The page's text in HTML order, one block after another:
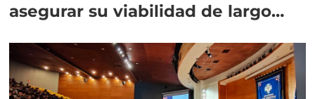
asegurar su viabilidad de largo